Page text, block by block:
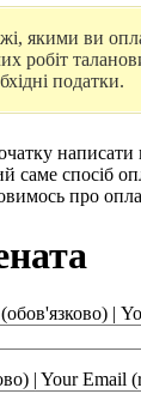
якими ви
робіт
податки.
написати
саме спосіб
про
|
| Your Email